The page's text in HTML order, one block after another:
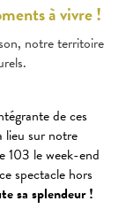
à vivre !
notre territoire
de ces
lieu sur notre
103 le week-end
spectacle hors
sa splendeur !